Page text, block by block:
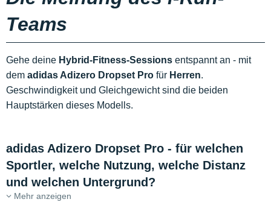
Teams
Gehe deine Hybrid-Fitness-Sessions entspannt an - mit
dem adidas Adizero Dropset Pro für Herren.
Geschwindigkeit und Gleichgewicht sind die beiden
Hauptstärken dieses Modells.
adidas Adizero Dropset Pro - für welchen
Sportler, welche Nutzung, welche Distanz
und welchen Untergrund?
Mehr anzeigen